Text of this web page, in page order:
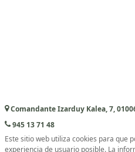
Comandante Izarduy Kalea, 7,
945 13 71 48
Este sitio web utiliza cookies para que
experiencia de usuario posible. La